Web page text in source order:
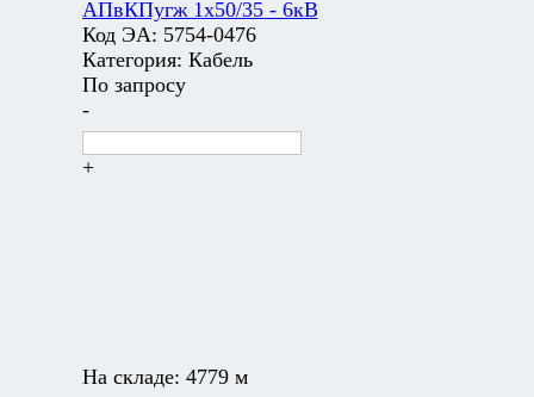
АПвКПугж 1х50/35 - 6кВ
Код ЭА: 5754-0476
Категория: Кабель
По запросу
-
+
На складе: 4779 м